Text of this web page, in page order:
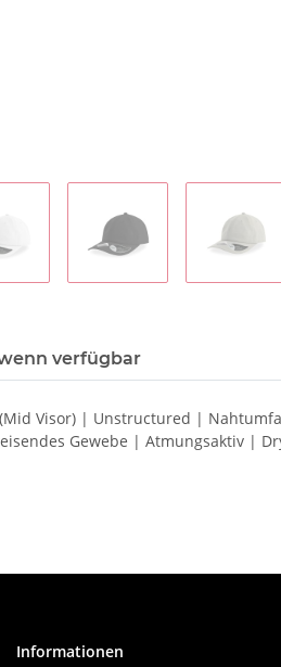
verfügbar
Visor) | Unstructured |
Gewebe | Atmungsaktiv |
Informationen